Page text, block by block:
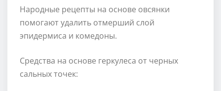
Народные рецепты на основе овсянки
помогают удалить отмерший слой
эпидермиса и комедоны.
Средства на основе геркулеса от черных
сальных точек: